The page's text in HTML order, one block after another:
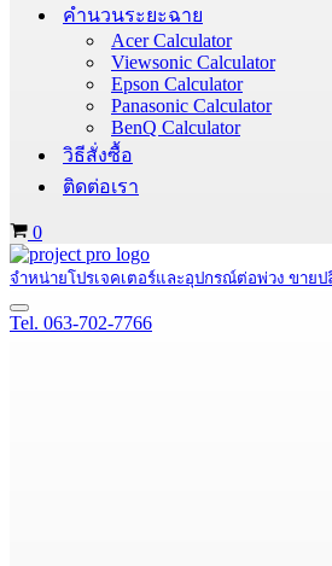
คำนวนระยะฉาย
Acer Calculator
Viewsonic Calculator
Epson Calculator
Panasonic Calculator
BenQ Calculator
วิธีสั่งซื้อ
ติดต่อเรา
Cart
0
จำหน่ายโปรเจคเตอร์และอุปกรณ์ต่อพ่วง ขายป
Navigation
Menu
Tel. 063-702-7766